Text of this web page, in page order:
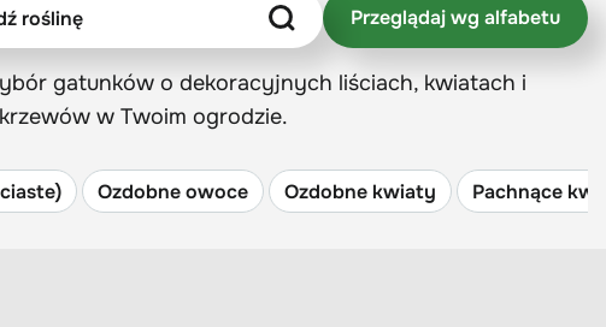
Przeglądaj wg alfabetu
gatunków o dekoracyjnych liściach, kwiatach i
w Twoim ogrodzie.
Ozdobne owoce Ozdobne kwiaty Pachnące